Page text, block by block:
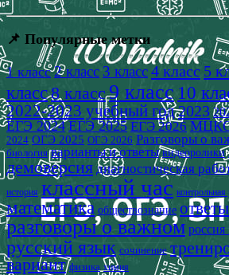
📌 Популярные метки
1 класс 2 класс 3 класс4 класс 5
класс8 класс9 класс 10
2022-2023 учебный год2023
ЕГЭ 2024 ЕГЭ 2025 ЕГЭ 2026
2024 ОГЭ 2025 ОГЭ 2026 Разговоры о
биология варианты и ответы видеоролики
демоверсия диагностическая
история классный час контрольная
математика обществознание ответы
разговоры о важном
русский язык сочинение
вариант физика химия